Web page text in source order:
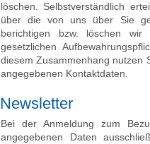
löschen. Selbstverständlich
über die von uns über Sie
berichtigen bzw. löschen
gesetzlichen
diesem Zusammenhang nutzen
angegebenen Kontaktdaten.
Newsletter
Bei der Anmeldung zum
angegebenen Daten